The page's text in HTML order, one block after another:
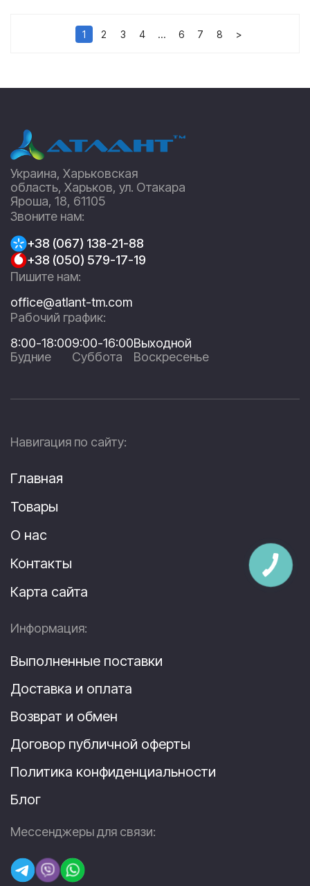
1 2 3 4 … 6 7 8 >
Украина, Харьковская
область, Харьков, ул. Отакара
Яроша, 18, 61105
Звоните нам:
+38 (067) 138-21-88
+38 (050) 579-17-19
Пишите нам:
office@atlant-tm.com
Рабочий график:
8:00-18:00
Будние
9:00-16:00
Суббота
Выходной
Воскресенье
Навигация по сайту:
Главная
Товары
О нас
Контакты
Карта сайта
Информация:
Выполненные поставки
Доставка и оплата
Возврат и обмен
Договор публичной оферты
Политика конфиденциальности
Блог
Мессенджеры для связи: